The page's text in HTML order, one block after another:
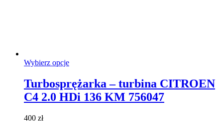
Wybierz opcjeTen
wiele
wariantów.
Turbosprężarka – turbina CITROEN
C4 2.0 HDi 136 KM 756047
400 zł